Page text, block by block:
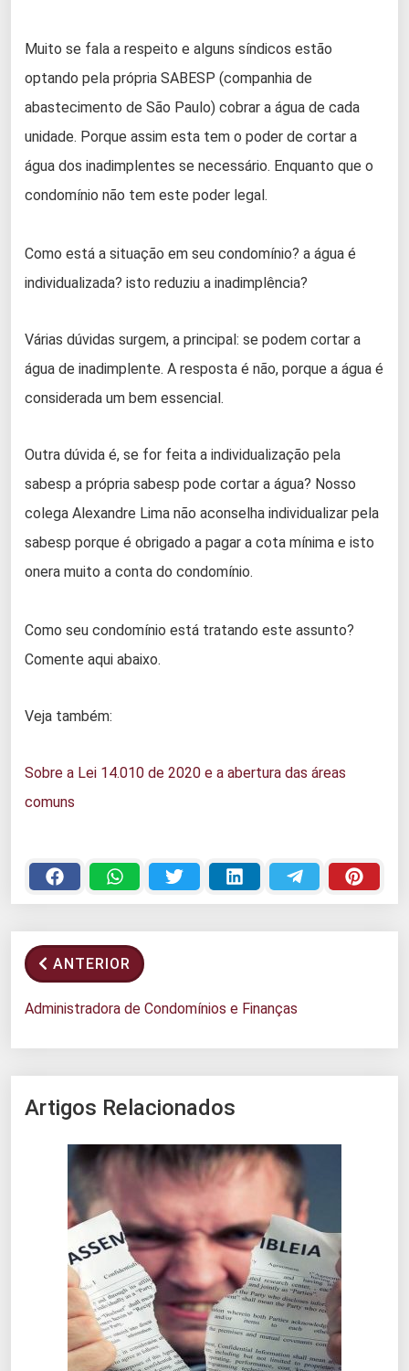
Muito se fala a respeito e alguns síndicos estão
optando pela própria SABESP (companhia de
abastecimento de São Paulo) cobrar a água de cada
unidade. Porque assim esta tem o poder de cortar a
água dos inadimplentes se necessário. Enquanto que o
condomínio não tem este poder legal.
Como está a situação em seu condomínio? a água é
individualizada? isto reduziu a inadimplência?
Várias dúvidas surgem, a principal: se podem cortar a
água de inadimplente. A resposta é não, porque a água é
considerada um bem essencial.
Outra dúvida é, se for feita a individualização pela
sabesp a própria sabesp pode cortar a água? Nosso
colega Alexandre Lima não aconselha individualizar pela
sabesp porque é obrigado a pagar a cota mínima e isto
onera muito a conta do condomínio.
Como seu condomínio está tratando este assunto?
Comente aqui abaixo.
Veja também:
Sobre a Lei 14.010 de 2020 e a abertura das áreas
comuns
ANTERIOR
Administradora de Condomínios e Finanças
Artigos Relacionados